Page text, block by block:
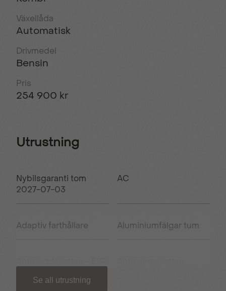
Växellåda
Automatisk
Drivmedel
Bensin
Pris
254 900 kr
Utrustning
Nybilsgaranti tom
2027-07-03
AC
Adaptiv farthållare Aluminiumfälgar tum
Se all utrustning